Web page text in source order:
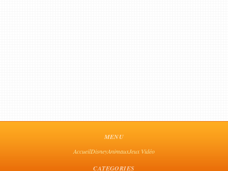
MENU
AccueilDisneyAnimauxJeux Vidéo
CATEGORIES